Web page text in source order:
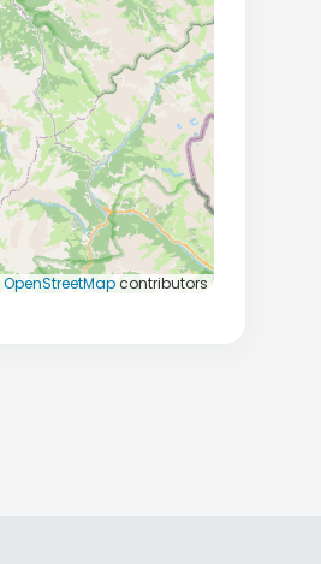
OpenStreetMapcontributors